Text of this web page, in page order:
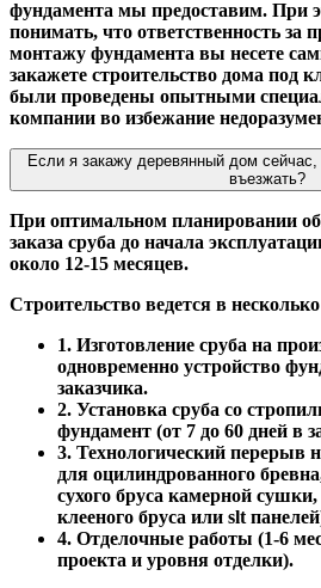
фундамента мы предоставим. При
понимать, что ответственность за
монтажу фундамента вы несете
закажете строительство дома под
были проведены опытными
компании во избежание
Если я закажу деревянный дом
въезжать?
При оптимальном планировании
заказа сруба до начала
около 12-15 месяцев.
Строительство ведется в
1. Изготовление сруба на
одновременно устройство
заказчика.
2. Установка сруба со
фундамент (от 7 до 60 дней в
3. Технологический перерыв
для оцилиндрованного
сухого бруса камерной
клееного бруса или slt
4. Отделочные работы (1-6
проекта и уровня отделки).